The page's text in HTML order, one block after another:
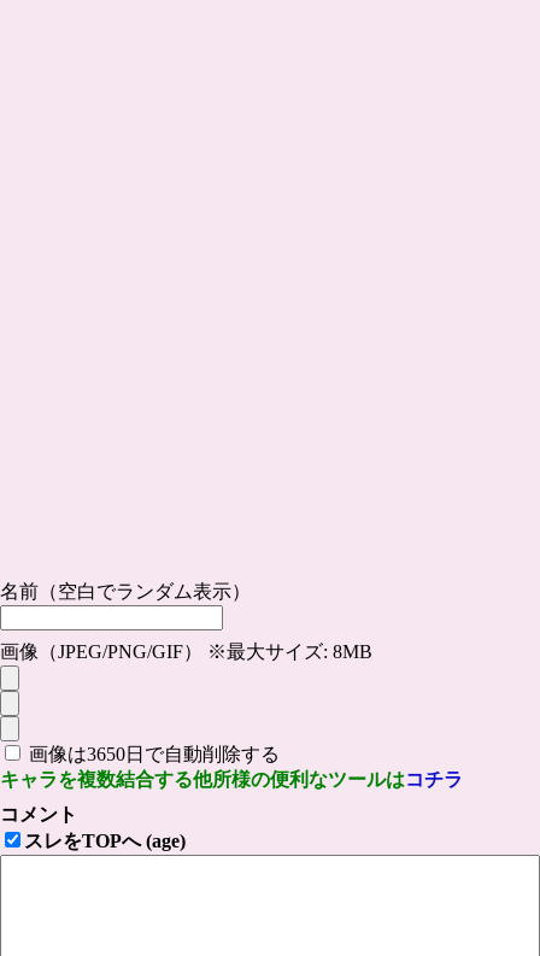
名前（空白でランダム表示）
画像（JPEG/PNG/GIF） ※最大サイズ: 8MB
画像は3650日で自動削除する
キャラを複数結合する他所様の便利なツールはコチラ
コメント
スレをTOPへ (age)